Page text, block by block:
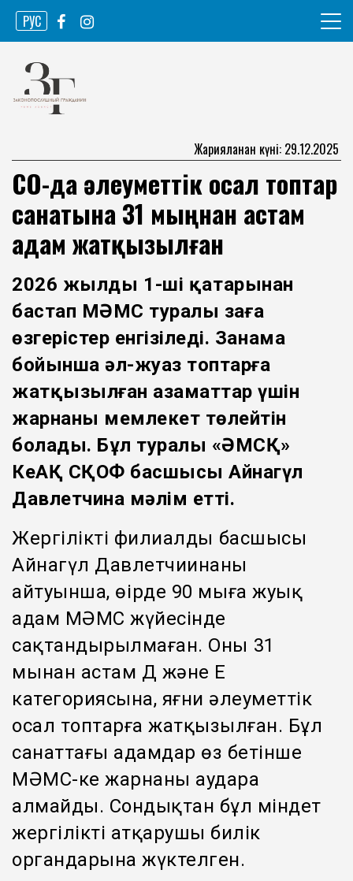
Skip
content
РУС
Законопослушный гражданин
Жарияланған күні: 29.12.2025
СҚО-да әлеуметтік осал топтар
санатына 31 мыңнан астам
адам жатқызылған
2026 жылдың 1-ші қаңтарынан
бастап МӘМС туралы заңға
өзгерістер енгізіледі. Заңнама
бойынша әл-жуаз топтарға
жатқызылған азаматтар үшін
жарнаны мемлекет төлейтін
болады. Бұл туралы «ӘМСҚ»
КеАҚ СҚОФ басшысы Айнагүл
Давлетчина мәлім етті.
Жергілікті филиалдың басшысы
Айнагүл Давлетчиинаның
айтуынша, өңірде 90 мыңға жуық
адам МӘМС жүйесінде
сақтандырылмаған. Оның 31
мыңнан астам Д және Е
категориясына, яғни әлеуметтік
осал топтарға жатқызылған. Бұл
санаттағы адамдар өз бетінше
МӘМС-ке жарнаны аудара
алмайды. Сондықтан бұл міндет
жергілікті атқарушы билік
органдарына жүктелген.